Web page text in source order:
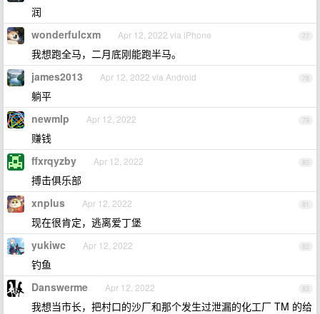
润
77
wonderfulcxm Apr 12, 2022 via iPhone
我想跑全马，二月底刚能跑半马。
78
james2013 Apr 12, 2022 via Android
躺平
79
newmlp Apr 12, 2022
赚钱
80
ffxrqyzby Apr 12, 2022
搏击俱乐部
81
xnplus Apr 12, 2022
现在很肯定，逃离爱丁堡
82
yukiwc Apr 12, 2022
钓鱼
83
Danswerme Apr 12, 2022
我想当市长，把村口的沙厂和那个发生过泄漏的化工厂 TM 的给